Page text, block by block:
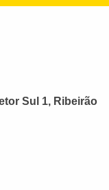
Sul 1, Ribeirão